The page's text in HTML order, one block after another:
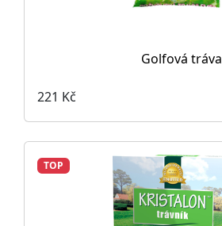
Golfová tráva
221 Kč
TOP